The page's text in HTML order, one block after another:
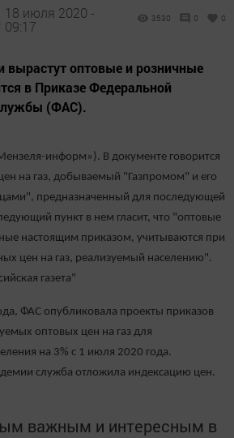
18 июля 2020 -
09:17
3530 0 0
вырастут оптовые и розничные
в Приказе Федеральной
(ФАС).
информ»). В документе говорится
на газ, добываемый "Газпромом" и его
предназначенный для последующей
пункт в нем гласит, что "оптовые
настоящим приказом, учитываются при
цен на газ, реализуемый населению".
газета"
ФАС опубликовала проекты приказов
оптовых цен на газ для
на 3% с 1 июля 2020 года.
служба отложила индексацию цен.
важным и интересным в